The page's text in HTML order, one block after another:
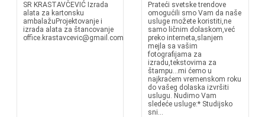
SR KRASTAVČEVIĆ Izrada
alata za kartonsku
ambalažuProjektovanje i
izrada alata za štancovanje
office.krastavcevic@gmail.com
Prateći svetske trendove
omogućili smo Vam da naše
usluge možete koristiti,ne
samo ličnim dolaskom,već
preko interneta,slanjem
mejla sa vašim
fotografijama za
izradu,tekstovima za
štampu...mi ćemo u
najkraćem vremenskom roku
do vašeg dolaska izvršiti
uslugu. Nudimo Vam
sledeće usluge:* Studijsko
sni...